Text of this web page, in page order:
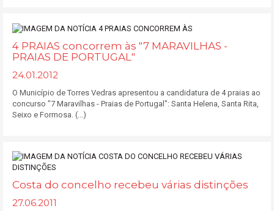
4 PRAIAS concorrem às "7 MARAVILHAS -
PRAIAS DE PORTUGAL"
24.01.2012
O Município de Torres Vedras apresentou a candidatura de 4 praias ao
concurso "7 Maravilhas - Praias de Portugal": Santa Helena, Santa Rita,
Seixo e Formosa. (...)
Costa do concelho recebeu várias distinções
27.06.2011